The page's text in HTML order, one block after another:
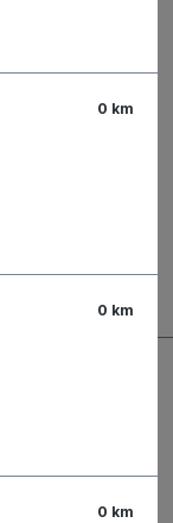
GmbH
- Industriepark
0 km
0 km
0 km